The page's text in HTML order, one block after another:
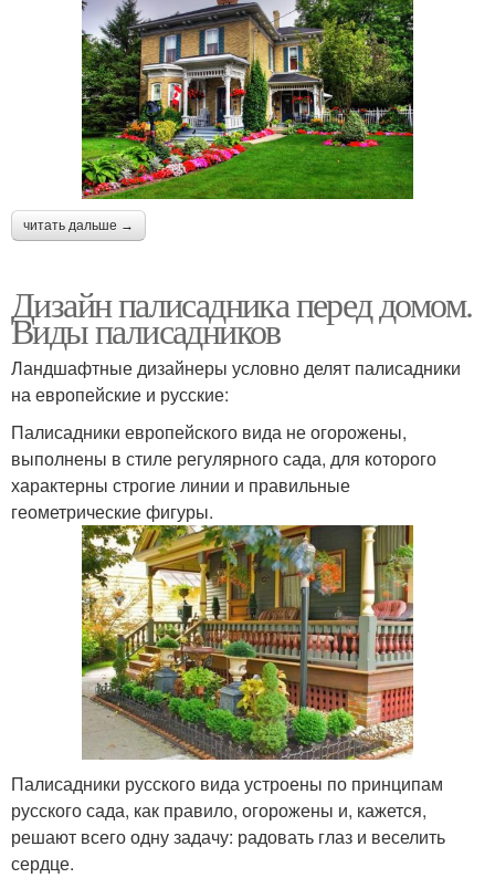
читать дальше →
Дизайн палисадника перед домом.
Виды палисадников
Ландшафтные дизайнеры условно делят палисадники
на европейские и русские:
Палисадники европейского вида не огорожены,
выполнены в стиле регулярного сада, для которого
характерны строгие линии и правильные
геометрические фигуры.
Палисадники русского вида устроены по принципам
русского сада, как правило, огорожены и, кажется,
решают всего одну задачу: радовать глаз и веселить
сердце.